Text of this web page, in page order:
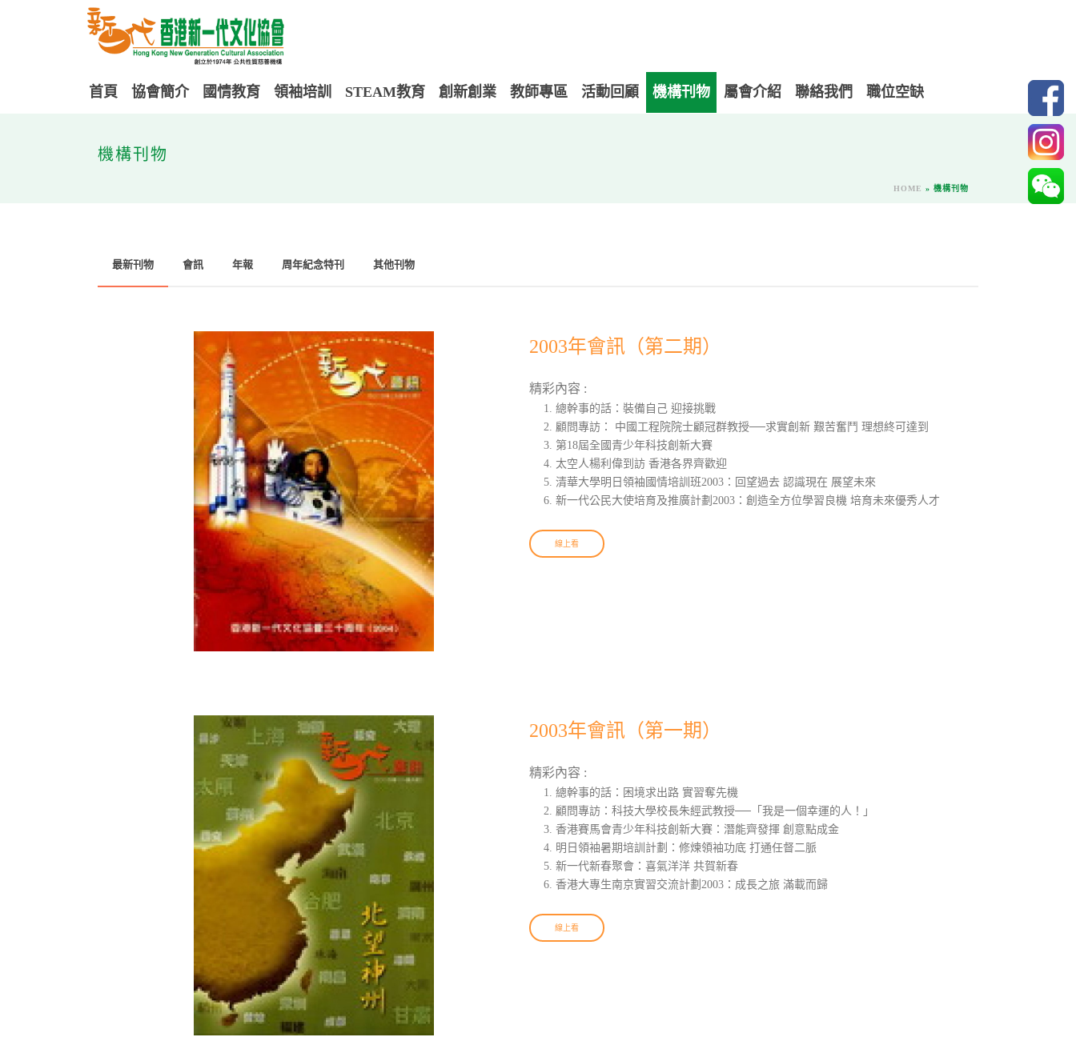
首頁 協會簡介 國情教育 領袖培訓 STEAM教育 創新創業 教師專區 活動回顧 機構刊物 屬會介紹 聯絡我們 職位空缺
機構刊物
HOME » 機構刊物
最新刊物 會訊 年報 周年紀念特刊 其他刊物
2003年會訊（第二期）
精彩內容 :
總幹事的話：裝備自己 迎接挑戰
顧問專訪： 中國工程院院士顧冠群教授──求實創新 艱苦奮鬥 理想終可達到
第18屆全國青少年科技創新大賽
太空人楊利偉到訪 香港各界齊歡迎
清華大學明日領袖國情培訓班2003：回望過去 認識現在 展望未來
新一代公民大使培育及推廣計劃2003：創造全方位學習良機 培育未來優秀人才
線上看
2003年會訊（第一期）
精彩內容 :
總幹事的話：困境求出路 實習奪先機
顧問專訪：科技大學校長朱經武教授──「我是一個幸運的人！」
香港賽馬會青少年科技創新大賽：潛能齊發揮 創意點成金
明日領袖暑期培訓計劃：修煉領袖功底 打通任督二脈
新一代新春聚會：喜氣洋洋 共賀新春
香港大專生南京實習交流計劃2003：成長之旅 滿載而歸
線上看